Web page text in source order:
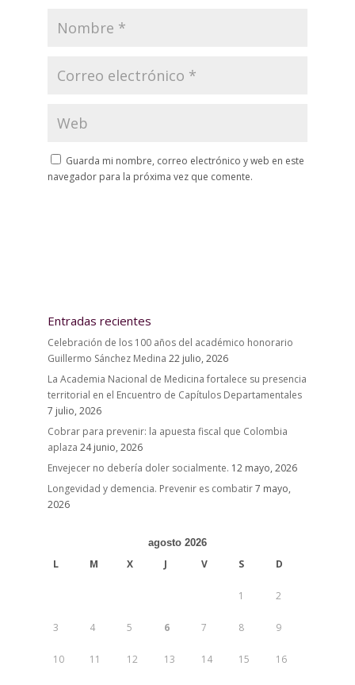
Guarda mi nombre, correo electrónico y web en este
navegador para la próxima vez que comente.
Entradas recientes
Celebración de los 100 años del académico honorario
Guillermo Sánchez Medina 22 julio, 2026
La Academia Nacional de Medicina fortalece su presencia
territorial en el Encuentro de Capítulos Departamentales
7 julio, 2026
Cobrar para prevenir: la apuesta fiscal que Colombia
aplaza 24 junio, 2026
Envejecer no debería doler socialmente. 12 mayo, 2026
Longevidad y demencia. Prevenir es combatir7 mayo,
2026
agosto 2026
L M X J V S D
1 2
3 4 5 6 7 8 9
10 11 12 13 14 15 16